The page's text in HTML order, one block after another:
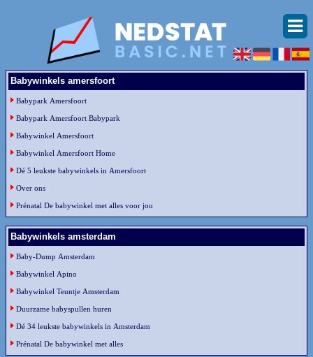
Babywinkels amersfoort
Babypark Amersfoort
Babypark Amersfoort Babypark
Babywinkel Amersfoort
Babywinkel Amersfoort Home
Dé 5 leukste babywinkels in Amersfoort
Over ons
Prénatal De babywinkel met alles voor jou
Babywinkels amsterdam
Baby-Dump Amsterdam
Babywinkel Apino
Babywinkel Teuntje Amsterdam
Duurzame babyspullen huren
Dé 34 leukste babywinkels in Amsterdam
Prénatal De babywinkel met alles